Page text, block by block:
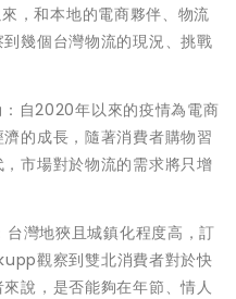
，和本地的電商夥伴、物流
幾個台灣物流的現況、挑戰
自2020年以來的疫情為電商
的成長，隨著消費者購物習
市場對於物流的需求將只增
灣地狹且城鎮化程度高，訂
觀察到雙北消費者對於快
說，是否能夠在年節、情人